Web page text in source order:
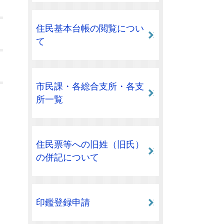
住民基本台帳の閲覧につい
て
市民課・各総合支所・各支
所一覧
住民票等への旧姓（旧氏）
の併記について
印鑑登録申請